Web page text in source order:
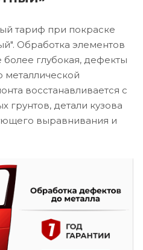
тариф при покраске
Обработка элементов
глубокая, дефекты
металлической
восстанавливается с
детали кузова
выравнивания и